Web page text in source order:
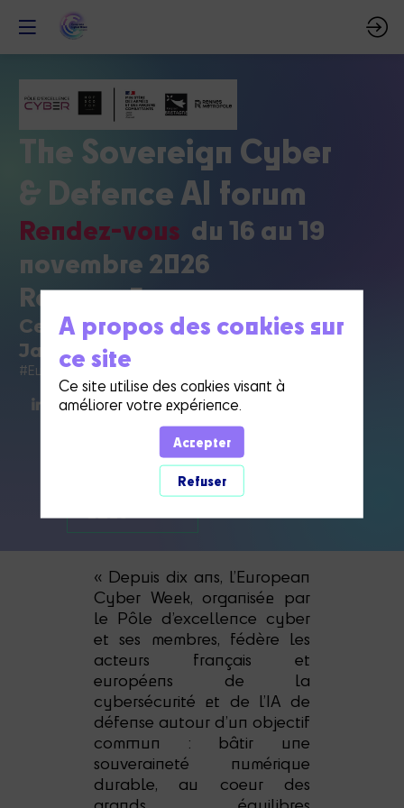
The Sovereign Cyber
& Defence AI forum
Rendez-vous du 16 au 19
novembre 2026
Rennes - France
Centre de conférences Couvent des
Jacobins
#EuroCyberWeek
> DEVENIR
PARTENAIRE
2026
« Depuis dix ans, l’European
Cyber Week, organisée par
le Pôle d’excellence cyber
et ses membres, fédère les
acteurs français et
européens de la
cybersécurité et de l’IA de
défense autour d’un objectif
commun : bâtir une
souveraineté numérique
durable, au coeur des
grands équilibres
A propos des cookies sur
ce site
Ce site utilise des cookies visant à
améliorer votre expérience.
Accepter
Refuser